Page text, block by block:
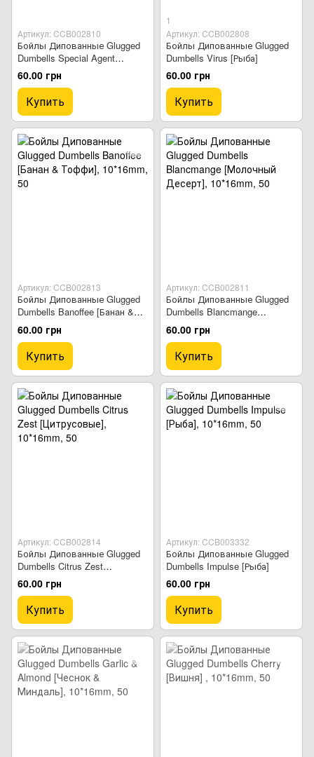
Артикул: CCB002810
Бойлы Дипованные Glugged
Dumbells Special Agent
[Пряная Рыба]
60.00 грн
Купить
1
Артикул: CCB002808
Бойлы Дипованные Glugged
Dumbells Virus [Рыба]
60.00 грн
Купить
Артикул: CCB002813
Бойлы Дипованные Glugged
Dumbells Banoffee [Банaн &
Тоффи]
60.00 грн
Купить
Артикул: CCB002811
Бойлы Дипованные Glugged
Dumbells Blancmange
[Молочный Десерт]
60.00 грн
Купить
Артикул: CCB002814
Бойлы Дипованные Glugged
Dumbells Citrus Zest
[Цитрусовые]
60.00 грн
Купить
Артикул: CCB003332
Бойлы Дипованные Glugged
Dumbells Impulse [Рыба]
60.00 грн
Купить